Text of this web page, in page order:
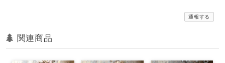
通報する
関連商品